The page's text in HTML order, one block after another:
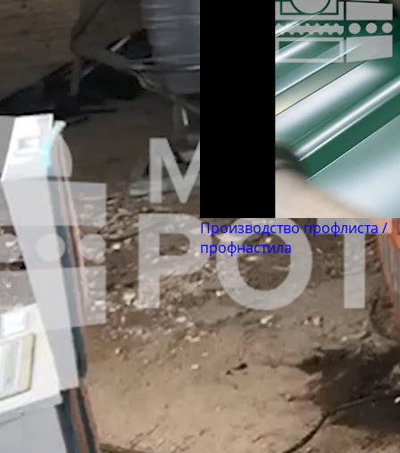
Производство профлиста /
профнастила